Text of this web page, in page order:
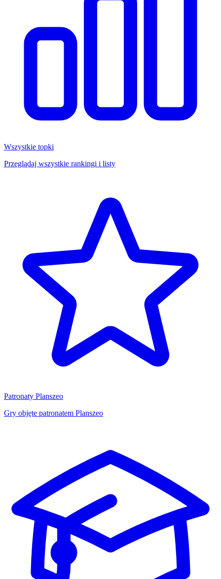
Wszystkie topki
Przeglądaj wszystkie rankingi i listy
Patronaty Planszeo
Gry objęte patronatem Planszeo